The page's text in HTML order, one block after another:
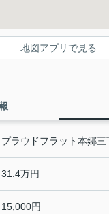
地図アプリで見る
プラウドフラット本郷三
31.4万円
15,000円